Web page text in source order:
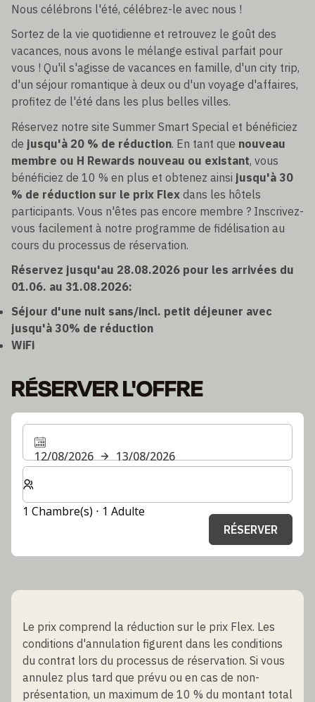
Nous célébrons l'été, célébrez-le avec nous !
Sortez de la vie quotidienne et retrouvez le goût des
vacances, nous avons le mélange estival parfait pour
vous ! Qu'il s'agisse de vacances en famille, d'un city trip,
d'un séjour romantique à deux ou d'un voyage d'affaires,
profitez de l'été dans les plus belles villes.
Réservez notre site Summer Smart Special et bénéficiez
de jusqu'à 20 % de réduction. En tant que nouveau
membre ou H Rewards nouveau ou existant, vous
bénéficiez de 10 % en plus et obtenez ainsi jusqu'à 30
% de réduction sur le prix Flex dans les hôtels
participants. Vous n'êtes pas encore membre ? Inscrivez-
vous facilement à notre programme de fidélisation au
cours du processus de réservation.
Réservez jusqu'au 28.08.2026 pour les arrivées du
01.06. au 31.08.2026:
Séjour d'une nuit sans/incl. petit déjeuner avec
jusqu'à 30% de réduction
WiFi
RÉSERVER L'OFFRE
12/08/2026
13/08/2026
Sélectionnez le nombre de chambres et d'invités pour
1 Chambre(s) ⋅ 1 Adulte
RÉSERVER
Le prix comprend la réduction sur le prix Flex. Les
conditions d'annulation figurent dans les conditions
du contrat lors du processus de réservation. Si vous
annulez plus tard que prévu ou en cas de non-
présentation, un maximum de 10 % du montant total